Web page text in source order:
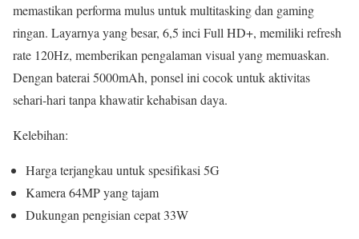
memastikan performa mulus untuk multitasking dan gaming
ringan. Layarnya yang besar, 6,5 inci Full HD+, memiliki refresh
rate 120Hz, memberikan pengalaman visual yang memuaskan.
Dengan baterai 5000mAh, ponsel ini cocok untuk aktivitas
sehari-hari tanpa khawatir kehabisan daya.
Kelebihan:
Harga terjangkau untuk spesifikasi 5G
Kamera 64MP yang tajam
Dukungan pengisian cepat 33W